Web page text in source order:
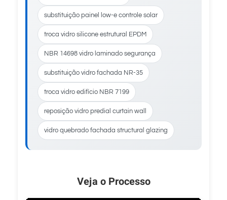
substituição painel low-e controle solar
troca vidro silicone estrutural EPDM
NBR 14698 vidro laminado segurança
substituição vidro fachada NR-35
troca vidro edifício NBR 7199
reposição vidro predial curtain wall
vidro quebrado fachada structural glazing
Veja o Processo